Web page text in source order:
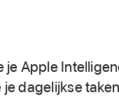
je Apple
dagelijkse